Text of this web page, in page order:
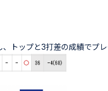
トップと3打差の成績でプレ